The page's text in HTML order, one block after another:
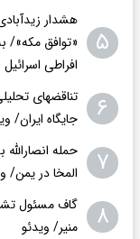
۵
هشدار
«توافق
افراطی
۶
تناقضهای
جایگاه ایران/
۷
حمله
المخا در یمن/
۸
گاف مسئول
منیر/ ویدئو